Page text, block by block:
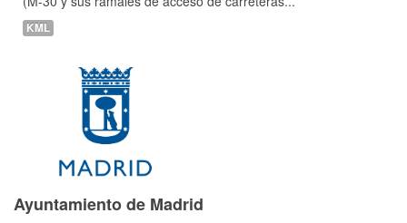
KML
Ayuntamiento de Madrid